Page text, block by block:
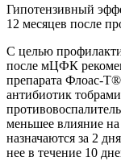
Гипотензивный
12 месяцев после
С целью
после мЦФК
препарата Флоас-
антибиотик
меньшее влияние
назначаются за 2
нее в течение 10